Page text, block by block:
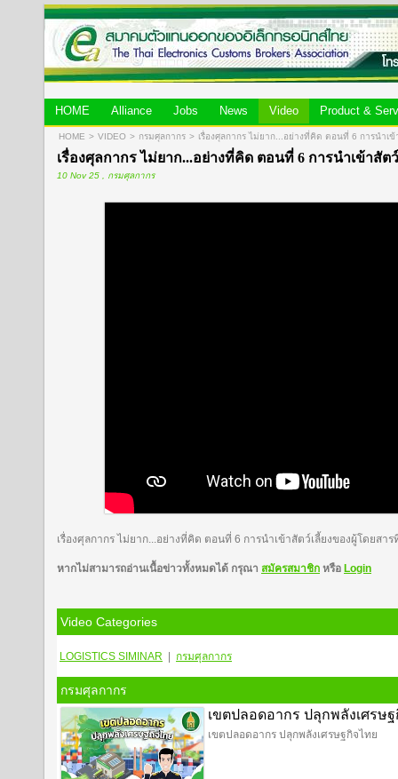
HOME Alliance Jobs News Video Product &
HOME > VIDEO > กรมศุลกากร > เรื่องศุลกากร ไม่ยาก...อย่างที่คิด ตอนที่ 6 การนำเ
เรื่องศุลกากร ไม่ยาก...อย่างที่คิด ตอนที่ 6 การนำเข้าสั
10 Nov 25 , กรมศุลกากร
เรื่องศุลกากร ไม่ยาก...อย่างที่คิด ตอนที่ 6 การนำเข้าสัตว์เลี้ยงของผู้โดยสา
หากไม่สามารถอ่านเนื้อข่าวทั้งหมดได้ กรุณา สมัครสมาชิก หรือ Login
Video Categories
LOGISTICS SIMINAR กรมศุลกากร
กรมศุลกากร
เขตปลอดอากร ปลุกพลังเศรษ
เขตปลอดอากร ปลุกพลังเศรษฐกิจไทย